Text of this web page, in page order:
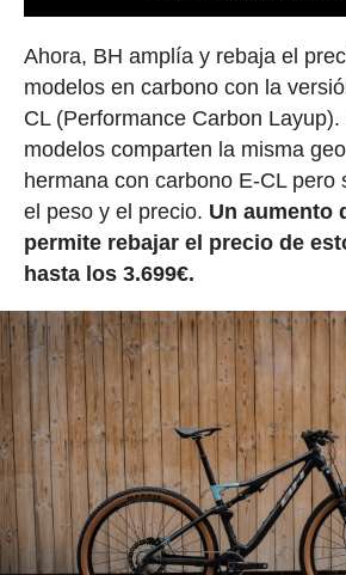
Ahora, BH amplía y rebaja el
modelos en carbono con la
CL (Performance Carbon
modelos comparten la misma
hermana con carbono E-CL pero
el peso y el precio. Un aumento
permite rebajar el precio de
hasta los 3.699€.